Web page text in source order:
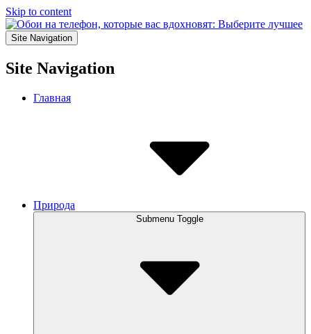
Skip to content
Site Navigation
Site Navigation
Главная
Природа
Submenu Toggle